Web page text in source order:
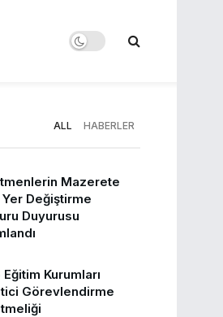
ALL HABERLER
Mazerete
Yer Değiştirme
Duyurusu
Kurumları
Görevlendirme